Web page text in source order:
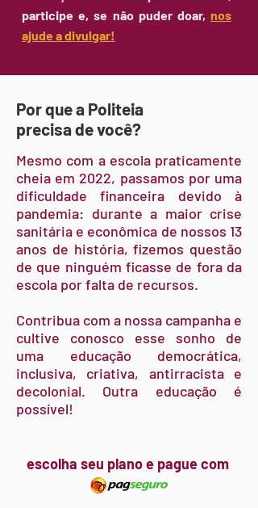
participe e, se não puder doar, nos
ajude a divulgar!
Por que a Politeia
precisa de você?
Mesmo com a escola praticamente
cheia em 2022, passamos por uma
dificuldade financeira devido à
pandemia: durante a maior crise
sanitária e econômica de nossos 13
anos de história, fizemos questão
de que ninguém ficasse de fora da
escola por falta de recursos.
Contribua com a nossa campanha e
cultive conosco esse sonho de
uma educação democrática,
inclusiva, criativa, antirracista e
decolonial. Outra educação é
possível!
escolha seu plano e pague com
pagseguro